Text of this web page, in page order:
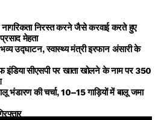
नागरिकता निरस्त करने जैसे करवाई करते हुए
मेहता
उद्घाटन, स्वास्थ्य मंत्री इरफान अंसारी के
सीएसपी पर खाता खोलने के नाम पर ₹350
भंडारण की चर्चा, 10–15 गाड़ियों में बालू जमा